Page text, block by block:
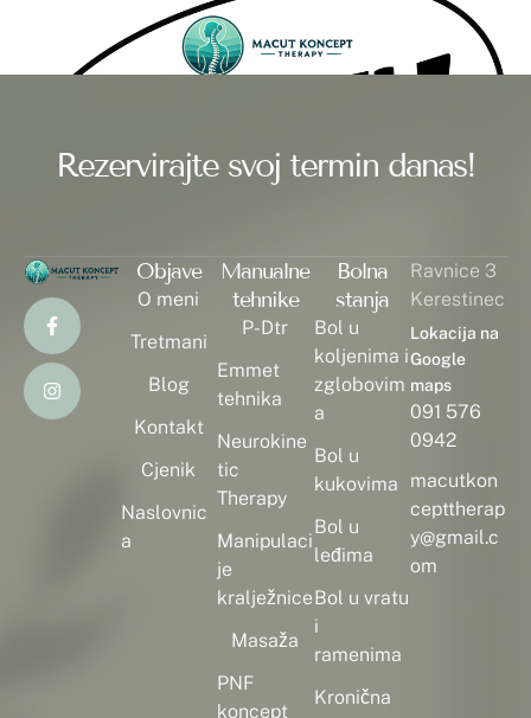
FIZIOTERAPEUT HEALTH P-DTR
PHYSIOTHERAPY
Zašto bol ne prolazi i kad nema ozljede –
neurološko objašnjenje
Rezervirajte svoj termin danas!
Objave
O meni
Tretmani
Blog
Kontakt
Cjenik
Naslovnic
a
Manualne
tehnike
P-Dtr
Emmet
tehnika
Neurokine
tic
Therapy
Manipulaci
je
kralježnice
Masaža
PNF
koncept
Bolna
stanja
Bol u
koljenima i
zglobovim
a
Bol u
kukovima
Bol u
leđima
Bol u vratu
i
ramenima
Kronična
Ravnice 3
Kerestinec
Lokacija na
Google
maps
091 576
0942
macutkon
cepttherap
y@gmail.c
om